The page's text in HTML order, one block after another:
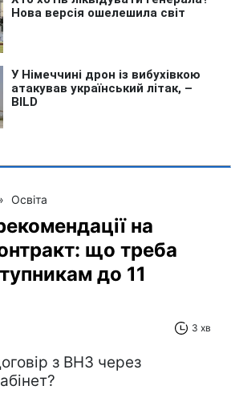
Освіта
на
що треба
до 11
3 хв
з ВНЗ через